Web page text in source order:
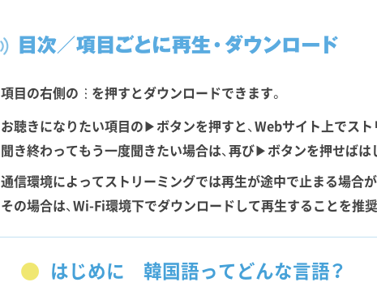
項目の右側の…を押すとダウンロードできます。
お聴きになりたい項目の▶ボタンを押すと、Webサイト上でスト
聞き終わってもう一度聞きたい場合は、再び▶ボタンを押せばは
通信環境によってストリーミングでは再生が途中で止まる場合が
その場合は、Wi-Fi環境下でダウンロードして再生することを推奨
はじめに 韓国語ってどんな言語？